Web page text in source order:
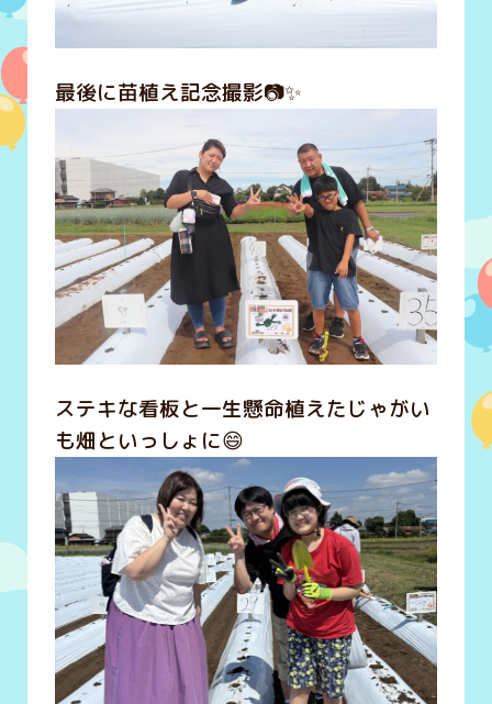
最後に苗植え記念撮影📷✨
ステキな看板と一生懸命植えたじゃがい
も畑といっしょに😄